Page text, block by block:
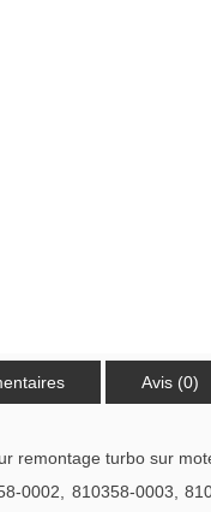
Avis (0)
remontage turbo sur
0002, 810358-0003,